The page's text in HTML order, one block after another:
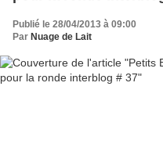
Publié le 28/04/2013 à 09:00
Par Nuage de Lait